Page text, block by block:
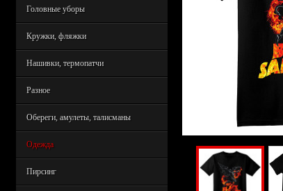
Головные уборы
Кружки, фляжки
Нашивки, термопатчи
Разное
Обереги, амулеты, талисманы
Одежда
Пирсинг